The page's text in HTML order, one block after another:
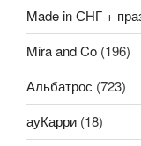
Made in СНГ +
Mira and Co (196)
Альбатрос (723)
ауКарри (18)